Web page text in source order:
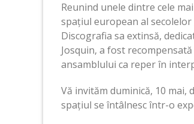
Reunind unele dintre cele
spațiul european al
Discografia sa extinsă,
Josquin, a fost
ansamblului ca reper în
Vă invităm duminică, 10 mai,
spațiul se întâlnesc într-o